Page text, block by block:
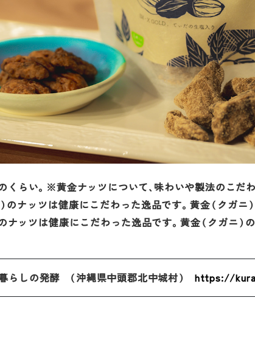
くらい。※黄金ナッツについて、味わいや製法のこだ
のナッツは健康にこだわった逸品です。黄金（クガ
ナッツは健康にこだわった逸品です。黄金（クガニ
らしの発酵 （沖縄県中頭郡北中城村） https://